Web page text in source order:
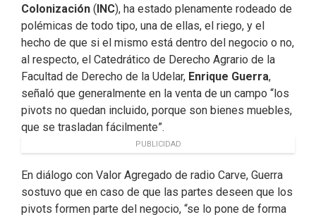
Colonización ( INC), ha estado plenamente rodeado de
polémicas de todo tipo, una de ellas, el riego, y el
hecho de que si el mismo está dentro del negocio o no,
al respecto, el Catedrático de Derecho Agrario de la
Facultad de Derecho de la Udelar, Enrique Guerra,
señaló que generalmente en la venta de un campo “los
pivots no quedan incluido, porque son bienes muebles,
que se trasladan fácilmente”.
PUBLICIDAD
En diálogo con Valor Agregado de radio Carve, Guerra
sostuvo que en caso de que las partes deseen que los
pivots formen parte del negocio, “se lo pone de forma